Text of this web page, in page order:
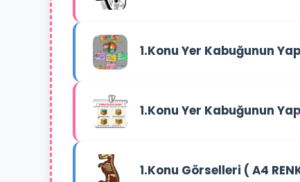
1.Konu Yer Kabuğunun
1.Konu Yer Kabuğunun
1.Konu Görselleri ( A4